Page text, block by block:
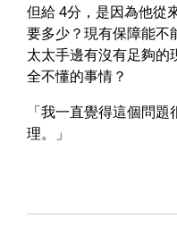
但給 4分，是因為他從
要多少？現有保障能不
太太手邊有沒有足夠的
全不懂的事情？
「我一直覺得這個問
理。」